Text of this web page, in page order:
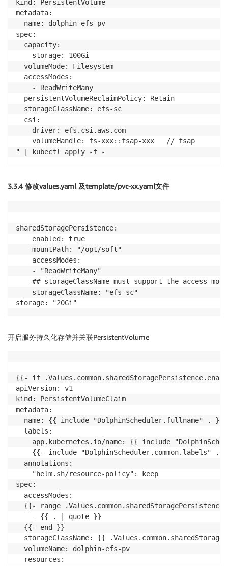
kind: PersistentVolume
metadata:
  name: dolphin-efs-pv
spec:
  capacity:
    storage: 100Gi
  volumeMode: Filesystem
  accessModes:
    - ReadWriteMany
  persistentVolumeReclaimPolicy: Retain
  storageClassName: efs-sc
  csi:
    driver: efs.csi.aws.com
    volumeHandle: fs-xxx::fsap-xxx   // fsap
3.3.4 修改values.yaml 及template/pvc-xx.yaml文件
sharedStoragePersistence:
    enabled: true
    mountPath: "/opt/soft"
    accessModes:
    - "ReadWriteMany"
## storageClassName must support the access
    storageClassName: "efs-sc"
开启服务持久化存储并关联PersistentVolume
{{- if
apiVersion: v1
kind: PersistentVolumeClaim
metadata:
name: {{ include "DolphinScheduler.fullname" .
  labels:
app.kubernetes.io/name: {{ include
{{- include "DolphinScheduler.common.labels" .
  annotations:
    "helm.sh/resource-policy": keep
spec:
  accessModes:
{{- range
    - {{ . | quote }}
  {{- end }}
storageClassName: {{
  volumeName: dolphin-efs-pv
  resources: